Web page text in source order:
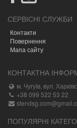
СЕРВІСНІ СЛУЖБИ
Контакти
Повернення
Мапа сайту
КОНТАКТНА
м. Чугуїв, вул.
+38 099 522 53 22
ПОПУЛЯРНІ